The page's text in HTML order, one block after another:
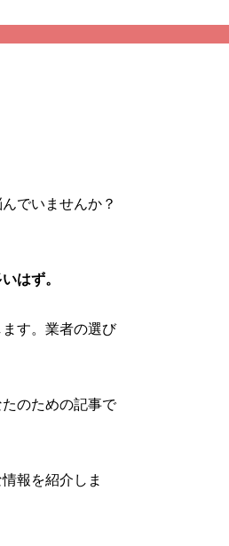
でいませんか？
はず。
す。業者の選び
のための記事で
報を紹介しま